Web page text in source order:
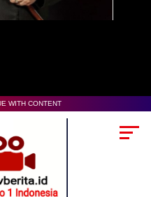
WITH CONTENT